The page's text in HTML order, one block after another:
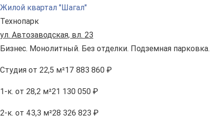
Жилой квартал "Шагал"
Технопарк
ул. Автозаводская, вл. 23
Бизнес. Монолитный. Без отделки. Подземная парковка.
Студия от 22,5 м²17 883 860 ₽
1-к. от 28,2 м²21 130 050 ₽
2-к. от 43,3 м²28 326 823 ₽